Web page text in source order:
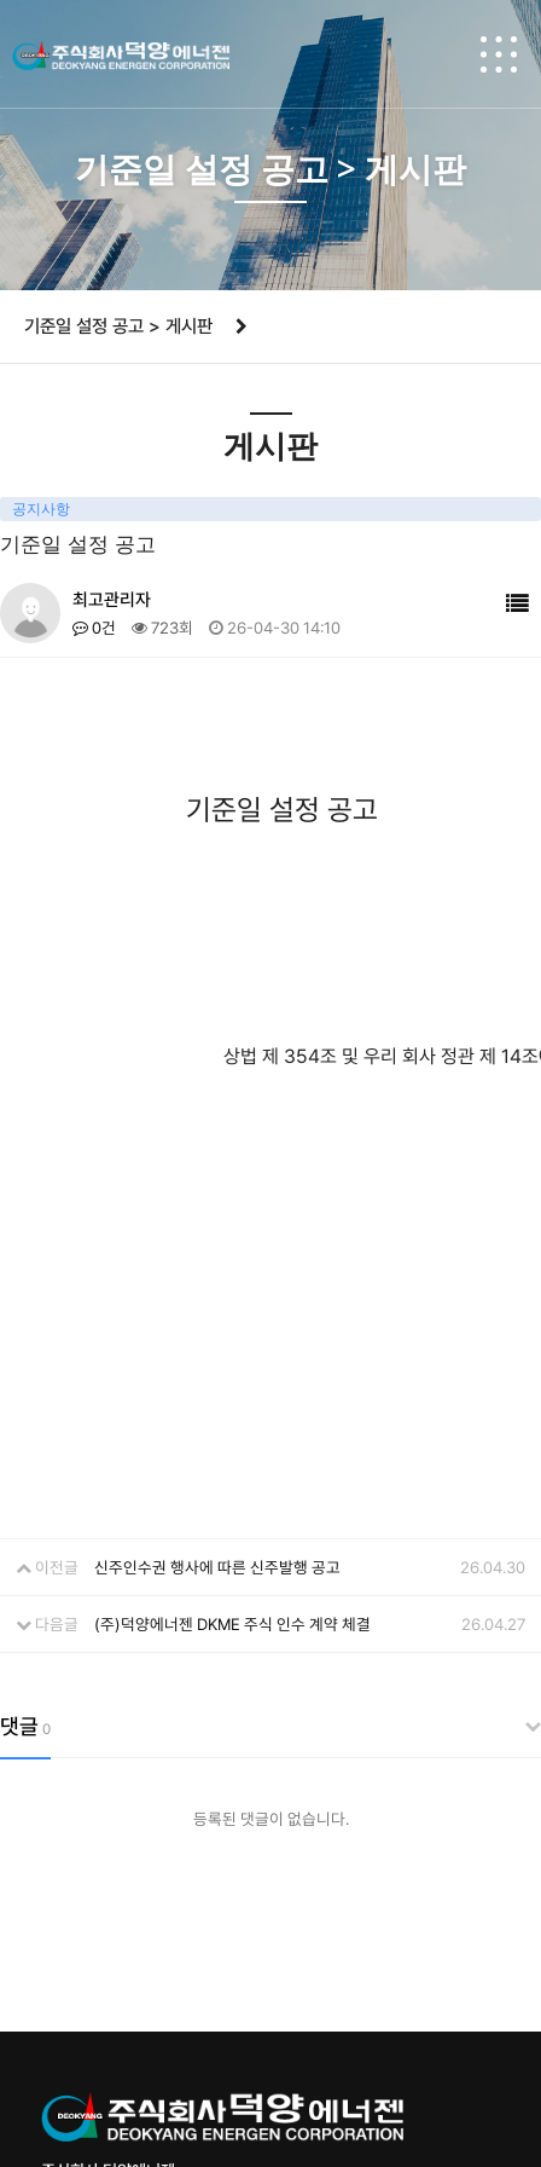
기준일 설정 공고 > 게시판
기준일 설정 공고 > 게시판
게시판
공지사항
기준일 설정 공고
최고관리자
0건 723회 26-04-30 14:10
기준일 설정 공고
상법 제 354조 및 우리 회사 정관 제 14
이전글 신주인수권 행사에 따른 신주발행 공고 26.04.30
다음글 (주)덕양에너젠 DKME 주식 인수 계약 체결 26.04.27
댓글 0
등록된 댓글이 없습니다.